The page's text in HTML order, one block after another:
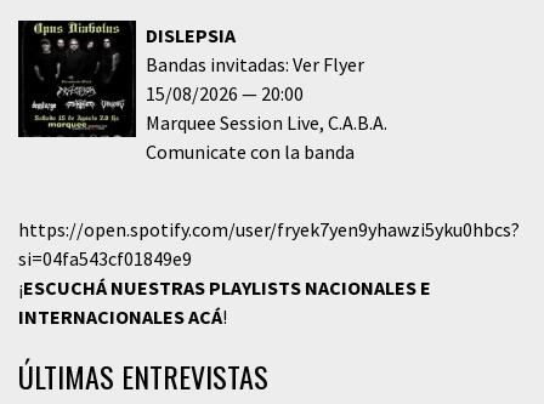
DISLEPSIA
Bandas invitadas: Ver Flyer
15/08/2026
20:00
Marquee Session Live C.A.B.A.
Comunicate con la banda
https://open.spotify.com/user/fryek7yen9yhawzi5yku0hbcs?
si=04fa543cf01849e9
¡ESCUCHÁ NUESTRAS PLAYLISTS NACIONALES E
INTERNACIONALESACÁ!
ÚLTIMAS ENTREVISTAS